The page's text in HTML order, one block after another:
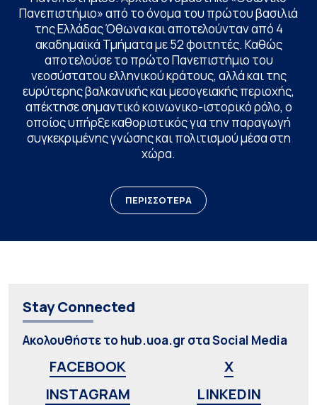
Πανεπιστήμιο» από το όνομα του πρώτου βασιλιά
της Ελλάδας Όθωνα και αποτελούνταν από 4
ακαδημαϊκά Τμήματα με 52 φοιτητές. Καθώς
αποτελούσε το πρώτο Πανεπιστήμιο του
νεοσύστατου ελληνικού κράτους, αλλά και της
ευρύτερης βαλκανικής και μεσογειακής περιοχής,
απέκτησε σημαντικό κοινωνικο-ιστορικό ρόλο, ο
οποίος υπήρξε καθοριστικός για την παραγωγή
συγκεκριμένης γνώσης και πολιτισμού μέσα στη
χώρα.
ΠΕΡΙΣΣΟΤΕΡΑ
Stay Connected
Ακολουθήστε το hub.uoa.gr στα Social Media
FACEBOOK
X
INSTAGRAM
LINKEDIN